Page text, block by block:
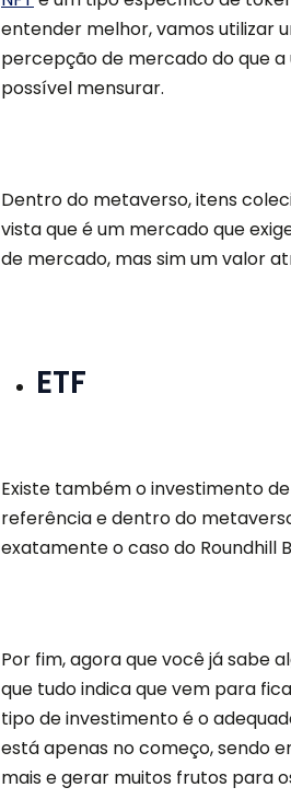
entender melhor, vamos utilizar
percepção de mercado do que
possível mensurar.
Dentro do metaverso, itens
vista que é um mercado que
de mercado, mas sim um valor
ETF
Existe também o investimento de
referência e dentro do
exatamente o caso do Roundhill
Por fim, agora que você já sabe
que tudo indica que vem para
tipo de investimento é o
está apenas no começo, sendo
mais e gerar muitos frutos para